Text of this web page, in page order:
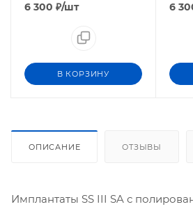
6 300 ₽/шт
В КОРЗИНУ
6
ОПИСАНИЕ ОТЗЫВЫ
Имплантаты SS III SA с